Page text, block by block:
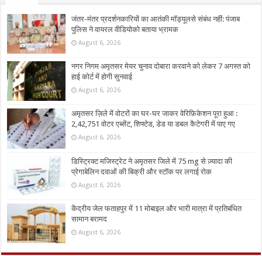
जंतर-मंतर प्रदर्शनकारियों का आतंकी मॉड्यूलसे संबंध नहीं: पंजाब
पुलिस ने वायरल वीडियोको बताया भ्रामक
August 6, 2026
नगर निगम अमृतसर मेयर चुनाव दोबारा करवाने को लेकर 7 अगस्त को
हाई कोर्ट में होगी सुनवाई
August 6, 2026
अमृतसर ज़िले में वोटरों का घर-घर जाकर वेरिफ़िकेशन पूरा हुआ :
2,42,751 वोटर एब्सेंट, शिफ्टेड, डेड या डबल कैटेगरी में पाए गए
August 6, 2026
डिस्ट्रिक्ट मजिस्ट्रेट ने अमृतसर जिले में 75 mg से ज़्यादा की
प्रेगाबेलिन दवाओं की बिक्री और स्टॉक पर लगाई रोक
August 6, 2026
केंद्रीय जेल फताहपुर में 11 मोबाइल और भारी मात्रा में प्रतिबंधित
सामान बरामद
August 6, 2026